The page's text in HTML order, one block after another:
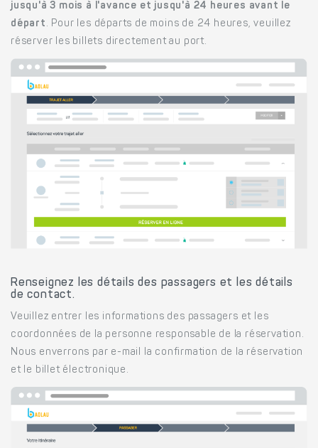
jusqu'à 3 mois à l'avance et jusqu'à 24 heures avant le
départ . Pour les départs de moins de 24 heures, veuillez
réserver les billets directement au port.
Renseignez les détails des passagers et les détails
de contact.
Veuillez entrer les informations des passagers et les
coordonnées de la personne responsable de la réservation.
Nous enverrons par e-mail la confirmation de la réservation
et le billet électronique.